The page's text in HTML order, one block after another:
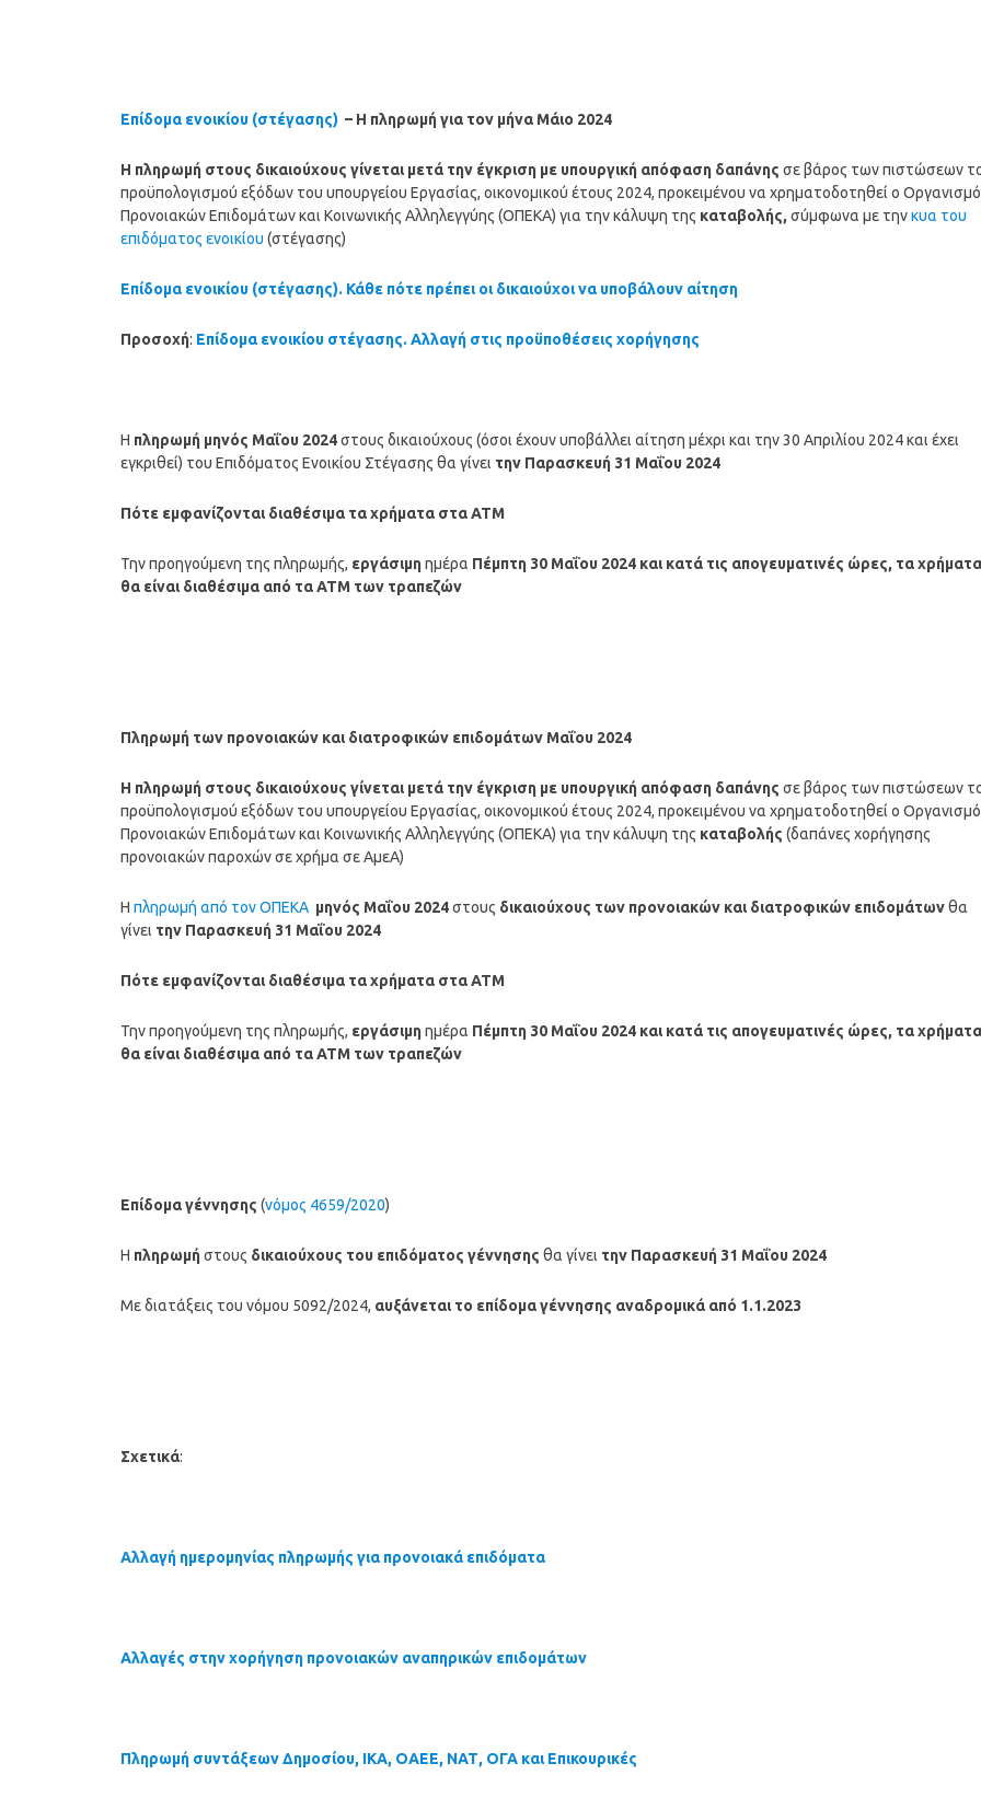
Επίδομα ενοικίου (στέγασης) – Η πληρωμή για τον μήνα Μάιο 2024
Η πληρωμή στους δικαιούχους γίνεται μετά την έγκριση με υπουργική απόφαση δαπάνης σε βάρος των πιστώσεων
προϋπολογισμού εξόδων του υπουργείου Εργασίας, οικονομικού έτους 2024, προκειμένου να χρηματοδοτηθεί ο
Προνοιακών Επιδομάτων και Κοινωνικής Αλληλεγγύης (ΟΠΕΚΑ) για την κάλυψη της καταβολής, σύμφωνα με τηνκυα του
επιδόματος ενοικίου (στέγασης)
Επίδομα ενοικίου (στέγασης). Κάθε πότε πρέπει οι δικαιούχοι να υποβάλουν αίτηση
Προσοχή: Επίδομα ενοικίου στέγασης. Αλλαγή στις προϋποθέσεις χορήγησης
Η πληρωμή μηνός Μαΐου 2024στους δικαιούχους (όσοι έχουν υποβάλλει αίτηση μέχρι και την 30 Απριλίου 2024 και έχει
εγκριθεί) του Επιδόματος Ενοικίου Στέγασης θα γίνει την Παρασκευή 31 Μαΐου 2024
Πότε εμφανίζονται διαθέσιμα τα χρήματα στα ΑΤΜ
Την προηγούμενη της πληρωμής, εργάσιμηημέρα Πέμπτη 30 Μαΐου 2024 και κατά τις απογευματινές ώρες, τα χρήματα
θα είναι διαθέσιμα από τα ΑΤΜ των τραπεζών
Πληρωμή των προνοιακών και διατροφικών επιδομάτων Μαΐου 2024
Η πληρωμή στους δικαιούχους γίνεται μετά την έγκριση με υπουργική απόφαση δαπάνης σε βάρος των πιστώσεων
προϋπολογισμού εξόδων του υπουργείου Εργασίας, οικονομικού έτους 2024, προκειμένου να χρηματοδοτηθεί ο
Προνοιακών Επιδομάτων και Κοινωνικής Αλληλεγγύης (ΟΠΕΚΑ) για την κάλυψη της καταβολής (δαπάνες χορήγησης
προνοιακών παροχών σε χρήμα σε ΑμεΑ)
Η πληρωμή από τον ΟΠΕΚΑ μηνός Μαΐου 2024στους δικαιούχους των προνοιακών και διατροφικών επιδομάτωνθα
γίνει την Παρασκευή 31 Μαΐου 2024
Πότε εμφανίζονται διαθέσιμα τα χρήματα στα ΑΤΜ
Την προηγούμενη της πληρωμής, εργάσιμηημέρα Πέμπτη 30 Μαΐου 2024 και κατά τις απογευματινές ώρες, τα χρήματα
θα είναι διαθέσιμα από τα ΑΤΜ των τραπεζών
Επίδομα γέννησης (νόμος 4659/2020)
Η πληρωμήστους δικαιούχους του επιδόματος γέννησης θα γίνει την Παρασκευή 31 Μαΐου 2024
Με διατάξεις του νόμου 5092/2024, αυξάνεται το επίδομα γέννησης αναδρομικά από 1.1.2023
Σχετικά:
Αλλαγή ημερομηνίας πληρωμής για προνοιακά επιδόματα
Αλλαγές στην χορήγηση προνοιακών αναπηρικών επιδομάτων
Πληρωμή συντάξεων Δημοσίου, ΙΚΑ, ΟΑΕΕ, ΝΑΤ, ΟΓΑ και Επικουρικές